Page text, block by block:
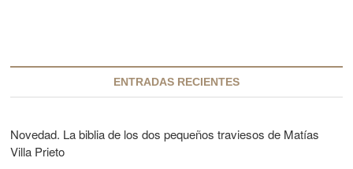
i
ó
d
i
r
:
g
e
ENTRADAS RECIENTES
Novedad. La biblia de los dos pequeños traviesos de Matías
Villa Prieto